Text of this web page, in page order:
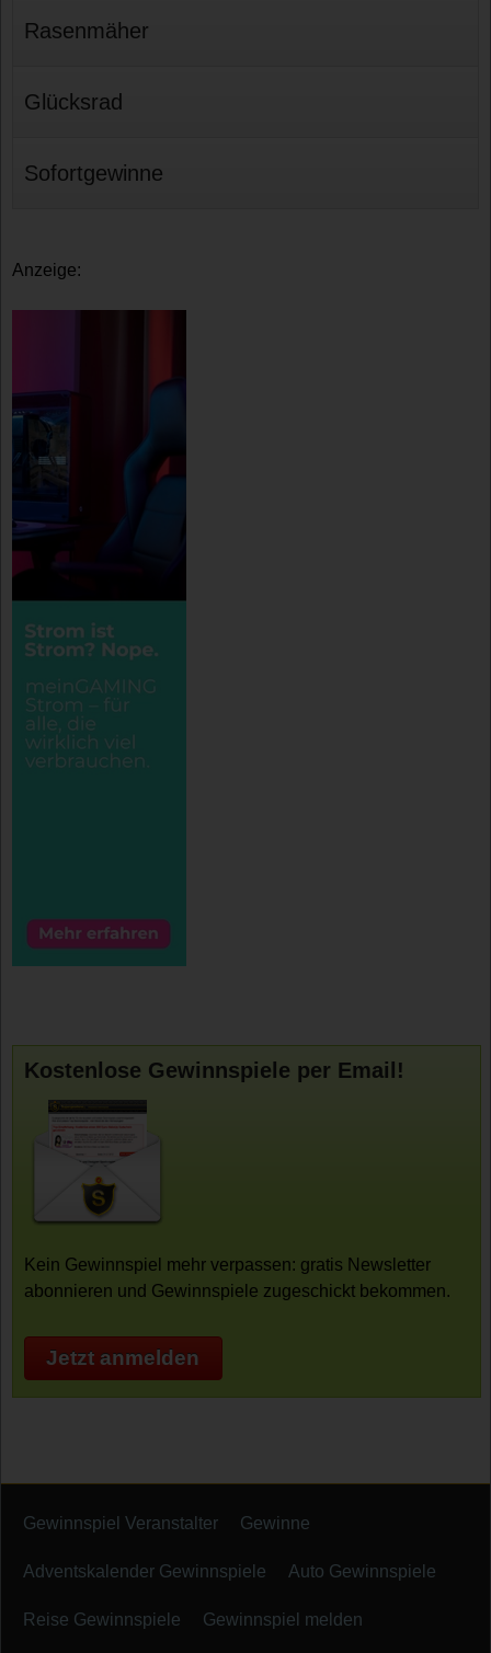
Rasenmäher
Glücksrad
Sofortgewinne
Anzeige:
Kostenlose Gewinnspiele per Email!
Kein Gewinnspiel mehr verpassen: gratis Newsletter
abonnieren und Gewinnspiele zugeschickt bekommen.
Jetzt anmelden
Gewinnspiel Veranstalter Gewinne
Adventskalender Gewinnspiele Auto Gewinnspiele
Reise Gewinnspiele Gewinnspiel melden